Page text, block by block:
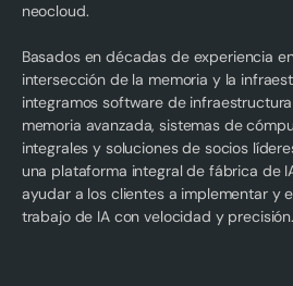
neocloud.
Basados en décadas de experiencia
intersección de la memoria y la
integramos software de
memoria avanzada, sistemas de
integrales y soluciones de socios
una plataforma integral de fábrica de
ayudar a los clientes a implementar y
trabajo de IA con velocidad y precisión.